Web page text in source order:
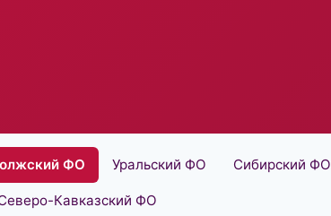
ФО Уральский ФО Сибирский ФО
Кавказский ФО